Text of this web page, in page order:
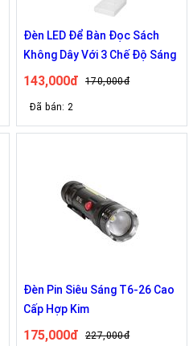
Đèn LED Để Bàn Đọc Sách
Không Dây Với 3 Chế Độ Sáng
143,000đ 170,000đ
Đã bán: 2
Đèn Pin Siêu Sáng T6-26 Cao
Cấp Hợp Kim
175,000đ 227,000đ